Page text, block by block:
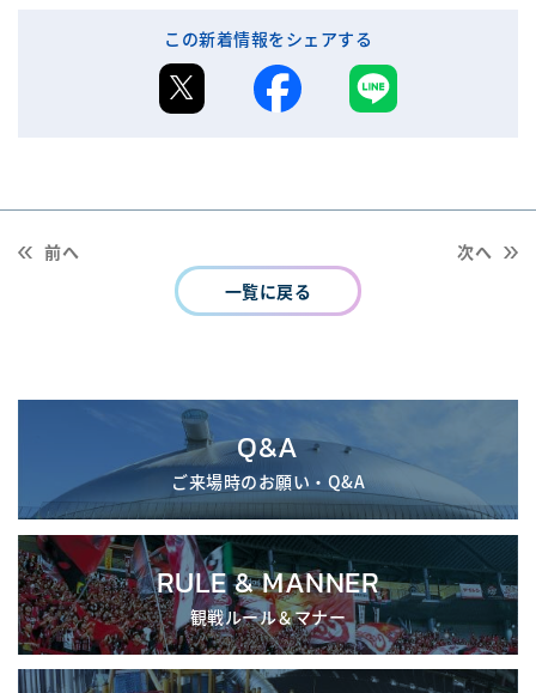
この新着情報をシェアする
前へ
一覧に戻る
次へ
Q&A
ご来場時のお願い・Q&A
RULE & MANNER
観戦ルール＆マナー